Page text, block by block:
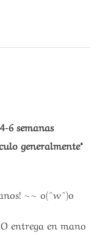
6 semanas
generalmente*
~~ o(^w^)o
entrega en mano